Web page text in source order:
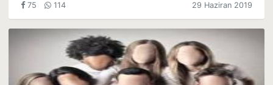
75 114 29 Haziran 2019